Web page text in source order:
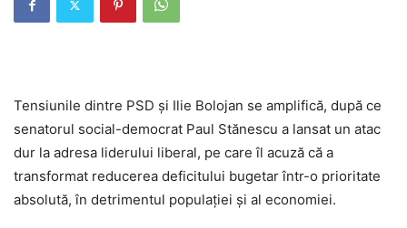
Tensiunile dintre PSD și Ilie Bolojan se amplifică, după ce
senatorul social-democrat Paul Stănescu a lansat un atac
dur la adresa liderului liberal, pe care îl acuză că a
transformat reducerea deficitului bugetar într-o prioritate
absolută, în detrimentul populației și al economiei.